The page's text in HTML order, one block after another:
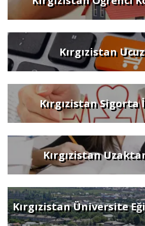
Kırgızistan
Kırgızistan Sigorta
Kırgızistan
Kırgızistan Üniversite